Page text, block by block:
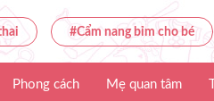
#Cẩm nang bỉm cho bé
Phong cách Mẹ quan tâm